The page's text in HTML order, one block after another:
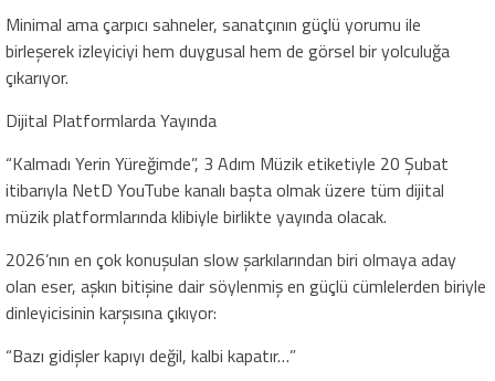
Minimal ama çarpıcı sahneler, sanatçının güçlü yorumu ile
birleşerek izleyiciyi hem duygusal hem de görsel bir yolculuğa
çıkarıyor.
Dijital Platformlarda Yayında
“Kalmadı Yerin Yüreğimde”, 3 Adım Müzik etiketiyle 20 Şubat
itibarıyla NetD YouTube kanalı başta olmak üzere tüm dijital
müzik platformlarında klibiyle birlikte yayında olacak.
2026’nın en çok konuşulan slow şarkılarından biri olmaya aday
olan eser, aşkın bitişine dair söylenmiş en güçlü cümlelerden biriyle
dinleyicisinin karşısına çıkıyor:
“Bazı gidişler kapıyı değil, kalbi kapatır…”